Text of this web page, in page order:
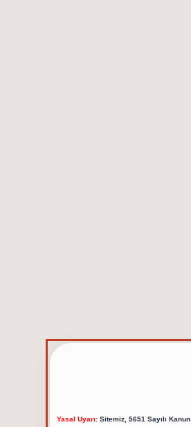
Yasal Uyarı:Sitemiz, 5651 Sayılı